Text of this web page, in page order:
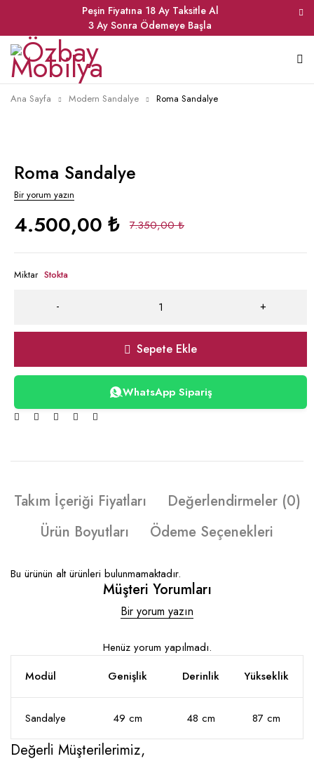
Peşin Fiyatına 18 Ay Taksitle Al
3 Ay Sonra Ödemeye Başla
Ana Sayfa Modern Sandalye Roma Sandalye
Roma Sandalye
Bir yorum yazın
7.350,00₺
4.500,00 ₺
Miktar Stokta
Sepete Ekle
WhatsApp Sipariş
Takım İçeriği Fiyatları
Değerlendirmeler (0)
Ürün Boyutları
Ödeme Seçenekleri
Bu ürünün alt ürünleri bulunmamaktadır.
Müşteri Yorumları
Bir yorum yazın
Henüz yorum yapılmadı.
Modül
Genişlik Derinlik Yükseklik
Sandalye 49 cm 48 cm 87 cm
Değerli Müşterilerimiz,